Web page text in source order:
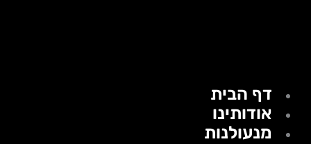
דף הבית
אודותינו
מנעולנות